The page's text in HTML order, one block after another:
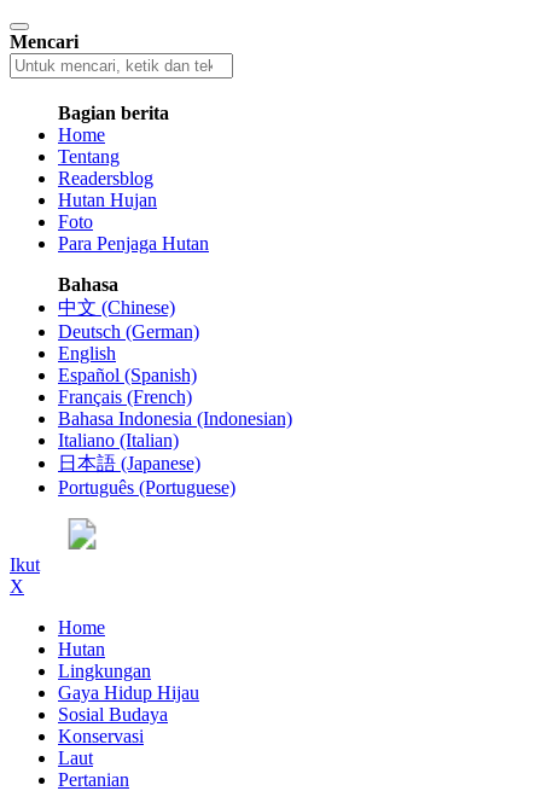
Mencari
Bagian berita
Home
Tentang
Readersblog
Hutan Hujan
Foto
Para Penjaga Hutan
Bahasa
中文 (Chinese)
Deutsch (German)
English
Español (Spanish)
Français (French)
Bahasa Indonesia (Indonesian)
Italiano (Italian)
日本語 (Japanese)
Português (Portuguese)
Ikut
X
Home
Hutan
Lingkungan
Gaya Hidup Hijau
Sosial Budaya
Konservasi
Laut
Pertanian